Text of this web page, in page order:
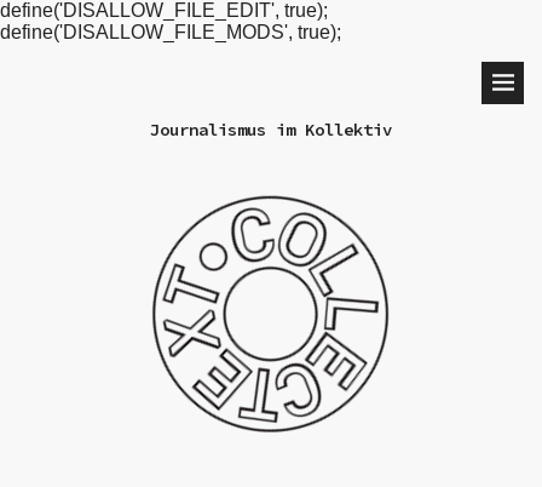
define('DISALLOW_FILE_EDIT', true);
define('DISALLOW_FILE_MODS', true);
Journalismus im Kollektiv